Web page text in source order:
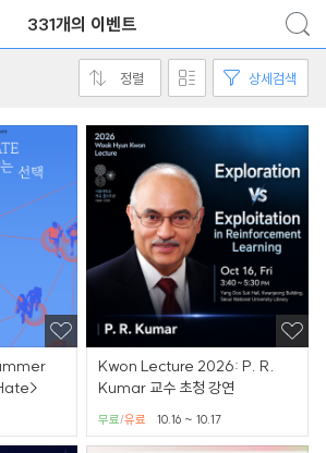
331개의 이벤트
정렬 상세검색
Kwon Lecture 2026: P. R.
Kumar 교수 초청 강연
10.16 ~ 10.17
무료/유료